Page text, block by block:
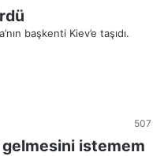
başkenti Kiev’e taşıdı.
507
gelmesini istemem